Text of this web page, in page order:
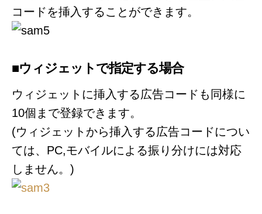
コードを挿入することができます。
■ウィジェットで指定する場合
ウィジェットに挿入する広告コードも同様に
10個まで登録できます。
(ウィジェットから挿入する広告コードについ
ては、PC,モバイルによる振り分けには対応
しません。)